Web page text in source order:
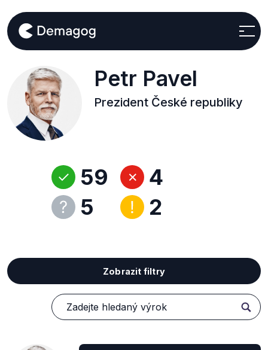
Petr Pavel
Prezident České republiky
59
5
4
2
Zobrazit filtry